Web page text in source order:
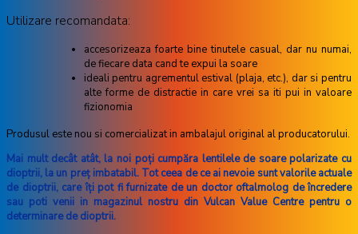
Utilizare recomandata:
accesorizeaza foarte bine tinutele casual, dar nu numai,
de fiecare data cand te expui la soare
ideali pentru agrementul estival (plaja, etc.), dar si pentru
alte forme de distractie in care vrei sa iti pui in valoare
fizionomia
Produsul este nou si comercializat in ambalajul original al producatorului.
Mai mult decât atât, la noi poţi cumpăra lentilele de soare polarizate cu
dioptrii, la un preţ imbatabil. Tot ceea de ce ai nevoie sunt valorile actuale
de dioptrii, care îţi pot fi furnizate de un doctor oftalmolog de încredere
sau poti venii in magazinul nostru din Vulcan Value Centre pentru o
determinare de dioptrii.